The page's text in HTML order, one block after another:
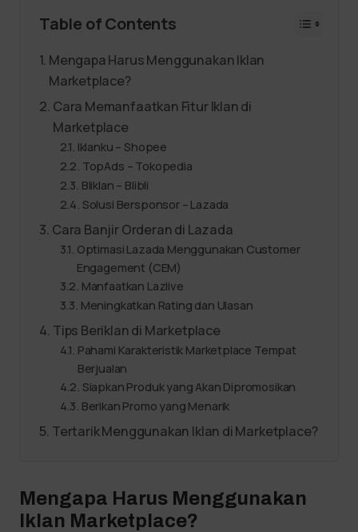
Table of Contents
Mengapa Harus Menggunakan Iklan
Marketplace?
Cara Memanfaatkan Fitur Iklan di
Marketplace
Iklanku – Shopee
TopAds – Tokopedia
Bliklan – Blibli
Solusi Bersponsor – Lazada
Cara Banjir Orderan di Lazada
Optimasi Lazada Menggunakan Customer
Engagement (CEM)
Manfaatkan Lazlive
Meningkatkan Rating dan Ulasan
Tips Beriklan di Marketplace
Pahami Karakteristik Marketplace Tempat
Berjualan
Siapkan Produk yang Akan Dipromosikan
Berikan Promo yang Menarik
Tertarik Menggunakan Iklan di Marketplace?
Mengapa Harus Menggunakan
Iklan Marketplace?